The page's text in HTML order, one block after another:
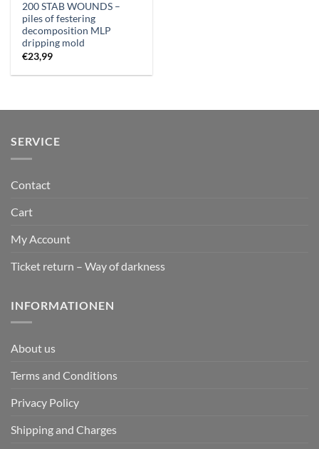
200 STAB WOUNDS –
piles of festering
decomposition MLP
dripping mold
€23,99
SERVICE
Contact
Cart
My Account
Ticket return – Way of darkness
INFORMATIONEN
About us
Terms and Conditions
Privacy Policy
Shipping and Charges